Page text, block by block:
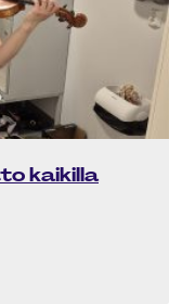
kaikilla